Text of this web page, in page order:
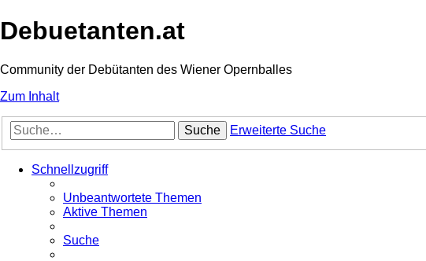
Debuetanten.at
Community der Debütanten des Wiener Opernballes
Zum Inhalt
Suche Erweiterte Suche
Schnellzugriff
Unbeantwortete Themen
Aktive Themen
Suche